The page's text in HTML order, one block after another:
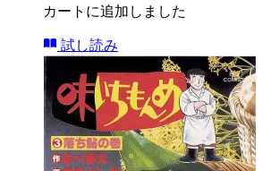
カートに追加しました
試し読み